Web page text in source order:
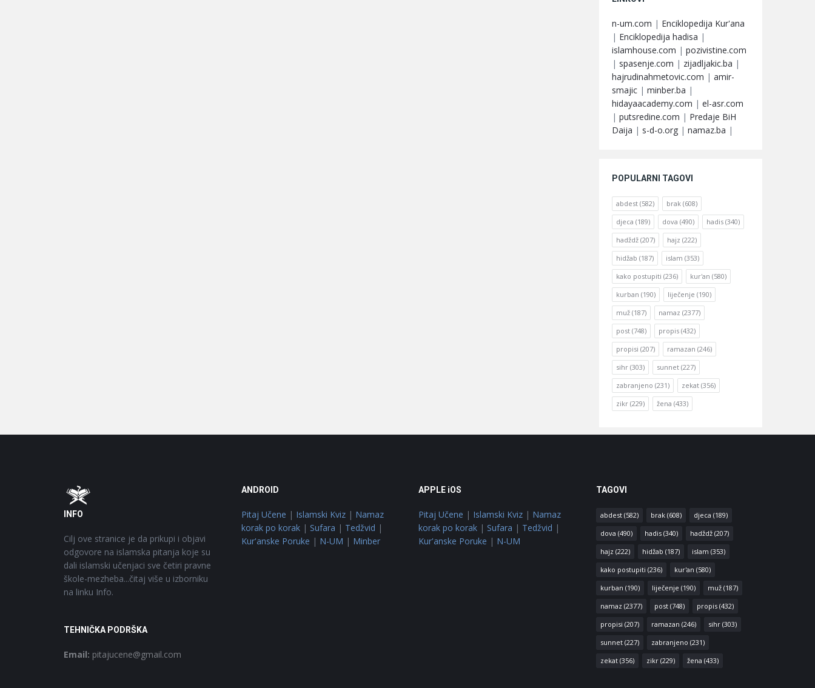
n-um.com | Enciklopedija Kur'ana
| Enciklopedija hadisa |
islamhouse.com | pozivistine.com
| spasenje.com | zijadljakic.ba |
hajrudinahmetovic.com | amir-
smajic | minber.ba |
hidayaacademy.com | el-asr.com
| putsredine.com | Predaje BiH
Daija | s-d-o.org | namaz.ba |
POPULARNI TAGOVI
abdest (582) brak (608)
djeca (189) dova (490) hadis (340)
hadždž (207) hajz (222)
hidžab (187) islam (353)
kako postupiti (236) kur'an (580)
kurban (190) liječenje (190)
muž (187) namaz (2377)
post (748) propis (432)
propisi (207) ramazan (246)
sihr (303) sunnet (227)
zabranjeno (231) zekat (356)
zikr (229) žena (433)
Footer
INFO
Cilj ove stranice je da prikupi i objavi
odgovore na islamska pitanja koje su
dali islamski učenjaci sve četiri pravne
škole-mezheba...čitaj više u izborniku
na linku Info.
TEHNIČKA PODRŠKA
Email: pitajucene@gmail.com
ANDROID
Pitaj Učene | Islamski Kviz| Namaz
korak po korak| Sufara | Tedžvid |
Kur'anske Poruke | N-UM | Minber
APPLE iOS
Pitaj Učene | Islamski Kviz | Namaz
korak po korak | Sufara | Tedžvid |
Kur'anske Poruke | N-UM
TAGOVI
abdest(582) brak(608) djeca (189)
dova (490) hadis(340) hadždž(207)
hajz (222) hidžab (187) islam (353)
kako postupiti (236) kur'an (580)
kurban (190) liječenje (190) muž(187)
namaz (2377) post(748) propis(432)
propisi (207) ramazan (246) sihr(303)
sunnet(227) zabranjeno (231)
zekat(356) zikr(229) žena (433)